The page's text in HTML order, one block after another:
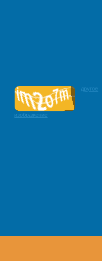
другое
изображение